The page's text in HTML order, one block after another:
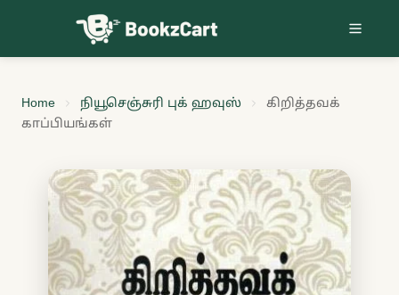
Skip to content
Home நியூசெஞ்சுரி புக் ஹவுஸ்
கிறித்தவக்
காப்பியங்கள்